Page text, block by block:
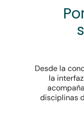
Desde la
la
disciplinas